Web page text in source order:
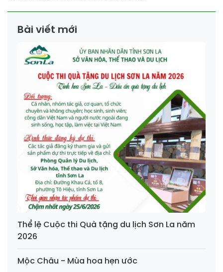
Bài viết mới
Thể lệ Cuộc thi Quà tặng du lịch Sơn La năm
2026
Mộc Châu - Mùa hoa hẹn ước